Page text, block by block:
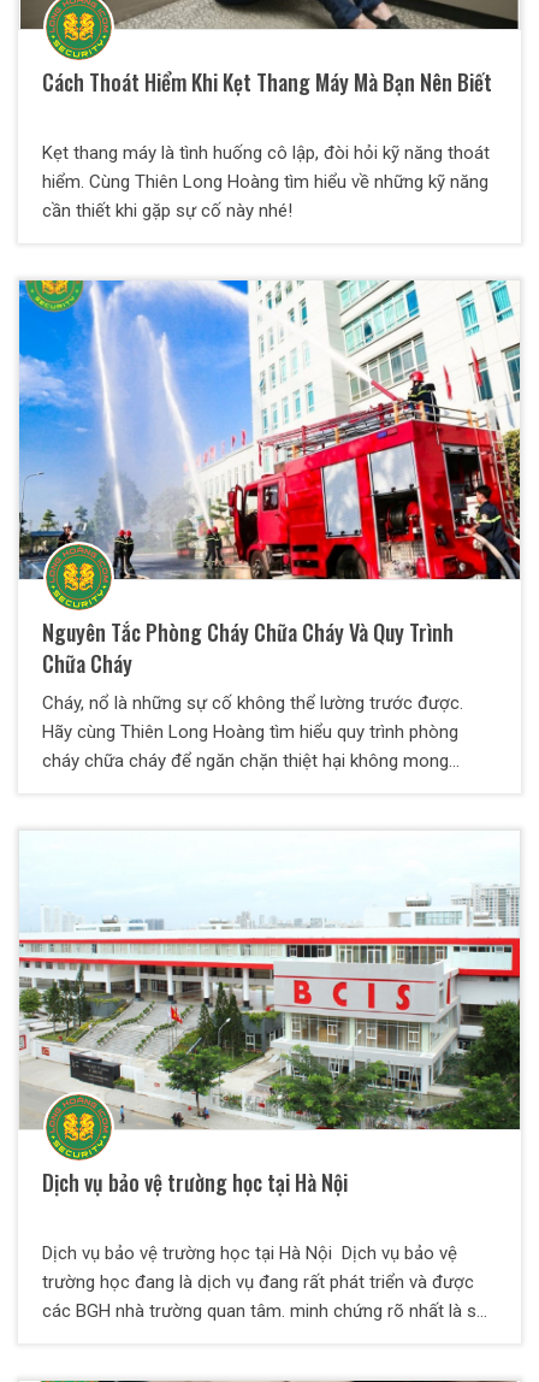
Cách Thoát Hiểm Khi Kẹt Thang Máy Mà Bạn Nên Biết
Kẹt thang máy là tình huống cô lập, đòi hỏi kỹ năng thoát
hiểm. Cùng Thiên Long Hoàng tìm hiểu về những kỹ năng
cần thiết khi gặp sự cố này nhé!
Nguyên Tắc Phòng Cháy Chữa Cháy Và Quy Trình
Chữa Cháy
Cháy, nổ là những sự cố không thể lường trước được.
Hãy cùng Thiên Long Hoàng tìm hiểu quy trình phòng
cháy chữa cháy để ngăn chặn thiệt hại không mong
Dịch vụ bảo vệ trường học tại Hà Nội
Dịch vụ bảo vệ trường học tại Hà Nội Dịch vụ bảo vệ
trường học đang là dịch vụ đang rất phát triển và được
các BGH nhà trường quan tâm. minh chứng rõ nhất là số